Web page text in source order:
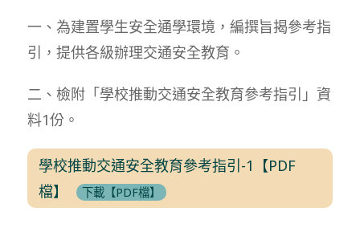
一、為建置學生安全通學環境，編撰旨揭參考指
引，提供各級辦理交通安全教育。
二、檢附「學校推動交通安全教育參考指引」資
料1份。
學校推動交通安全教育參考指引-1【PDF
檔】
下載【PDF檔】